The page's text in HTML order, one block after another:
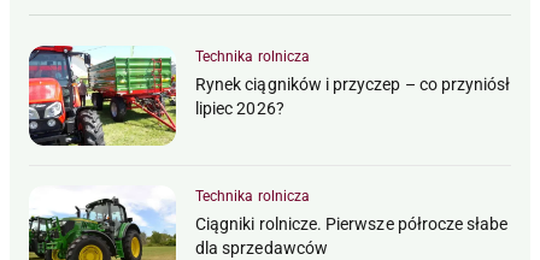
Technika rolnicza
Rynek ciągników i przyczep – co przyniósł
lipiec 2026?
Technika rolnicza
Ciągniki rolnicze. Pierwsze półrocze słabe
dla sprzedawców